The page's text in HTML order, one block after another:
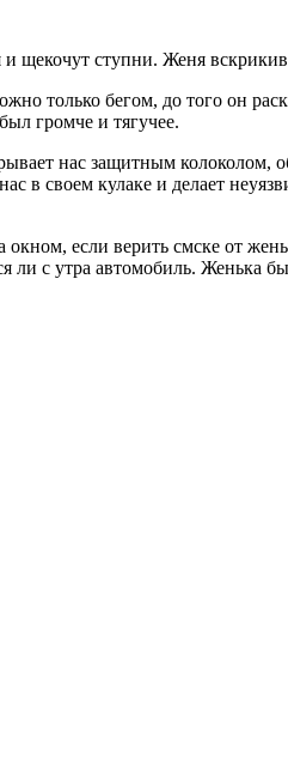
щекочут ступни. Женя
только бегом, до того он
громче и тягучее.
нас защитным колоколом,
в своем кулаке и делает
окном, если верить смске от
ли с утра автомобиль. Женька